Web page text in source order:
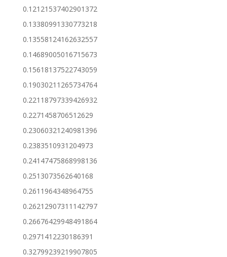
0.12121537402901372
0.13380991330773218
0.13558124162632557
0.14689005016715673
0.15618137522743059
0.19030211265734764
0.22118797339426932
0.2271458706512629
0.23060321240981396
0.2383510931204973
0.24147475868998136
0.2513073562640168
0.2611964348964755
0.26212907311142797
0.26676429948491864
0.2971412230186391
0.32799239219907805